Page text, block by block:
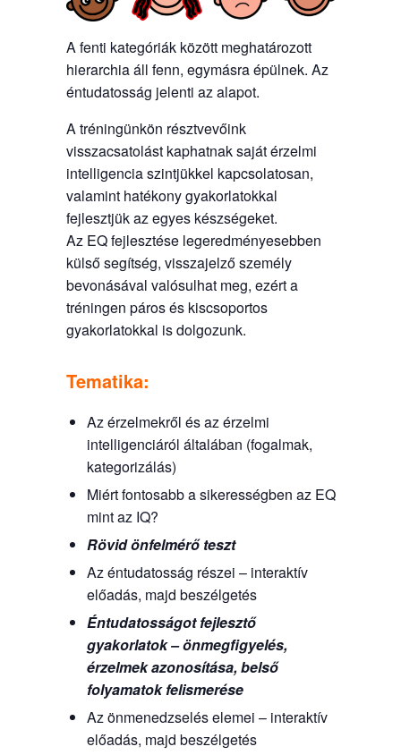
A fenti kategóriák között meghatározott
hierarchia áll fenn, egymásra épülnek. Az
éntudatosság jelenti az alapot.
A tréningünkön résztvevőink
visszacsatolást kaphatnak saját érzelmi
intelligencia szintjükkel kapcsolatosan,
valamint hatékony gyakorlatokkal
fejlesztjük az egyes készségeket.
Az EQ fejlesztése legeredményesebben
külső segítség, visszajelző személy
bevonásával valósulhat meg, ezért a
tréningen páros és kiscsoportos
gyakorlatokkal is dolgozunk.
Tematika:
Az érzelmekről és az érzelmi
intelligenciáról általában (fogalmak,
kategorizálás)
Miért fontosabb a sikerességben az EQ
mint az IQ?
Rövid önfelmérő teszt
Az éntudatosság részei – interaktív
előadás, majd beszélgetés
Éntudatosságot fejlesztő
gyakorlatok – önmegfigyelés,
érzelmek azonosítása, belső
folyamatok felismerése
Az önmenedzselés elemei – interaktív
előadás, majd beszélgetés